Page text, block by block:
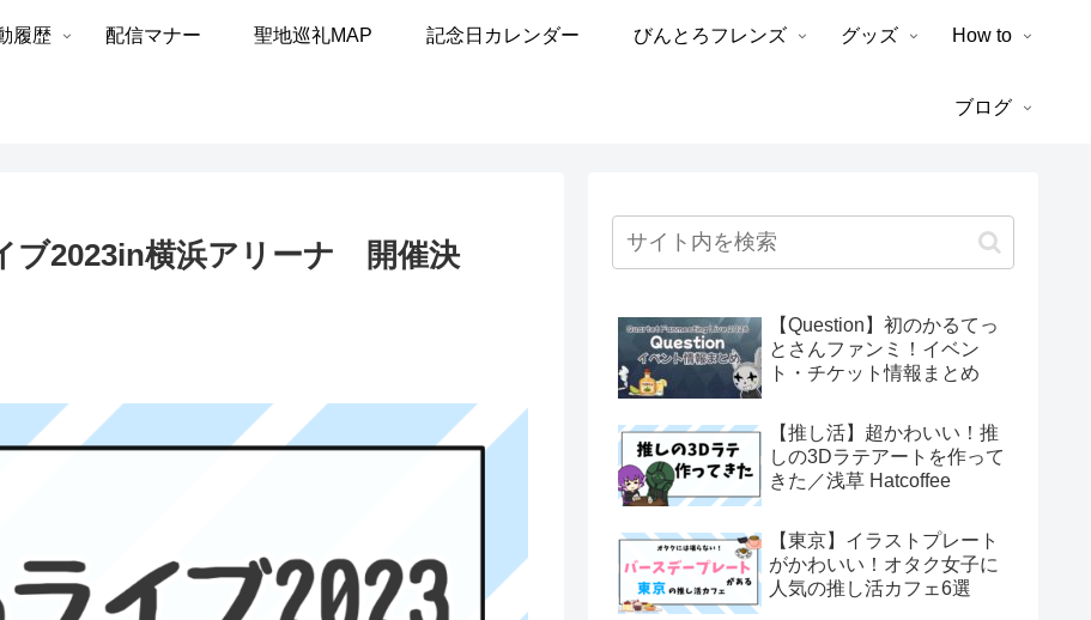
履歴 配信マナー 聖地巡礼MAP 記念日カレンダー びんとろフレンズ グッズ How to
ブログ
ブ2023in横浜アリーナ 開催決
【Question】初のかるてっ
とさんファンミ！イベン
ト・チケット情報まとめ
【推し活】超かわいい！推
しの3Dラテアートを作って
きた／浅草 Hatcoffee
【東京】イラストプレート
がかわいい！オタク女子に
人気の推し活カフェ6選